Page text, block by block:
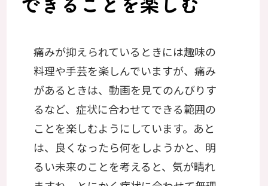
痛みが抑えられているときには趣味の
料理や手芸を楽しんでいますが、痛み
があるときは、動画を見てのんびりす
るなど、症状に合わせてできる範囲の
ことを楽しむようにしています。あと
は、良くなったら何をしようかと、明
るい未来のことを考えると、気が晴れ